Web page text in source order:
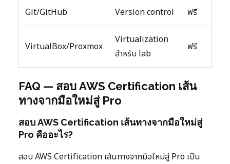
Git/GitHub Version control ฟรี
VirtualBox/Proxmox
Virtualization
สำหรับ lab
ฟรี
FAQ — สอบ AWS Certification เส้น
ทางจากมือใหม่สู่ Pro
สอบ AWS Certification เส้นทางจากมือใหม่สู่
Pro คืออะไร?
สอบ AWS Certification เส้นทางจากมือใหม่สู่ Pro เป็น